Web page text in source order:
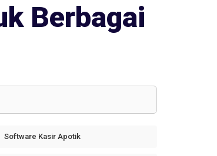
Berbagai
Software Kasir Apotik